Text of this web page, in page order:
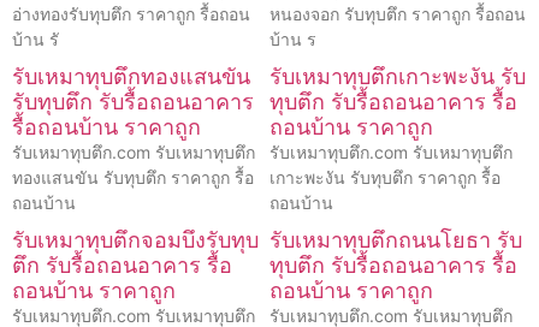
อ่างทองรับทุบตึก ราคาถูก รื้อถอน
บ้าน รั
หนองจอก รับทุบตึก ราคาถูก รื้อถอน
บ้าน ร
รับเหมาทุบตึกทองแสนขัน
รับทุบตึก รับรื้อถอนอาคาร
รื้อถอนบ้าน ราคาถูก
รับเหมาทุบตึก.com รับเหมาทุบตึก
ทองแสนขัน รับทุบตึก ราคาถูก รื้อ
ถอนบ้าน
รับเหมาทุบตึกเกาะพะงัน รับ
ทุบตึก รับรื้อถอนอาคาร รื้อ
ถอนบ้าน ราคาถูก
รับเหมาทุบตึก.com รับเหมาทุบตึก
เกาะพะงัน รับทุบตึก ราคาถูก รื้อ
ถอนบ้าน
รับเหมาทุบตึกจอมบึงรับทุบ
ตึก รับรื้อถอนอาคาร รื้อ
ถอนบ้าน ราคาถูก
รับเหมาทุบตึก.com รับเหมาทุบตึก
รับเหมาทุบตึกถนนโยธา รับ
ทุบตึก รับรื้อถอนอาคาร รื้อ
ถอนบ้าน ราคาถูก
รับเหมาทุบตึก.com รับเหมาทุบตึก